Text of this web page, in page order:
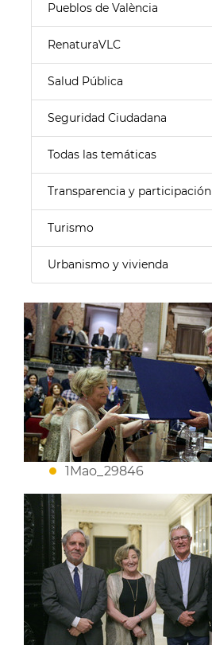
Pueblos de València
RenaturaVLC
Salud Pública
Seguridad Ciudadana
Todas las temáticas
Transparencia y participación
Turismo
Urbanismo y vivienda
1Mao_29846